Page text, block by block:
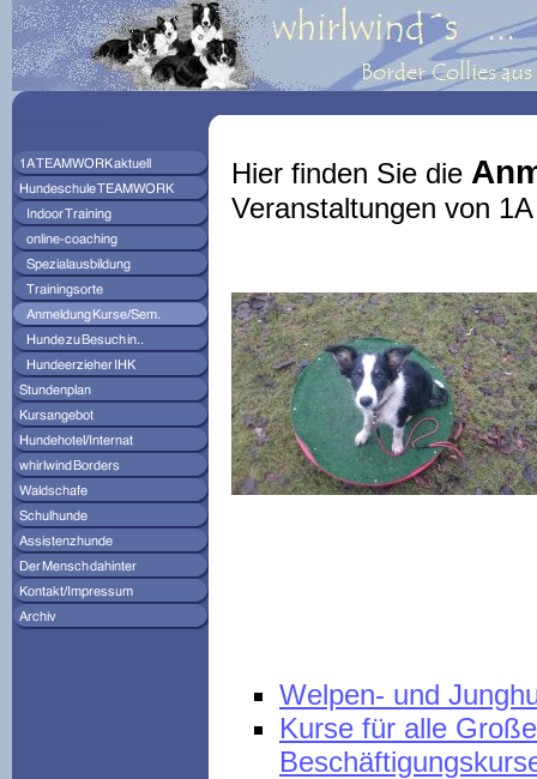
Hier finden Sie die
Veranstaltungen von
Welpen- und
Kurse für alle